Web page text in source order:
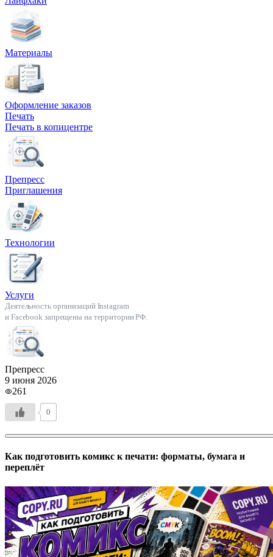
О компании
Написать директору
Арендодателям
Портфолио
Франшиза
Контакты
Материалы
Оформление заказов
Печать
Печать в копицентре
Препресс
Приглашения
Технологии
Услуги
Деятельность организаций Instagram
и Facebook запрещены на территории РФ.
Препресс
9 июня 2026
261
0
Как подготовить комикс к печати: форматы, бумага и
переплёт